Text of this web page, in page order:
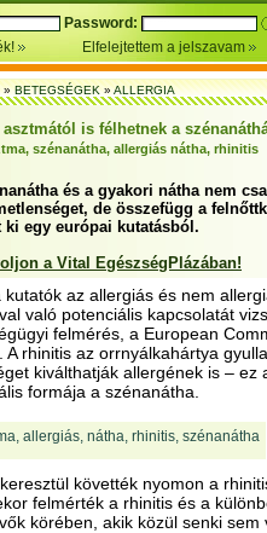
Password:
Elfelejtettem a jelszavam
»BETEGSÉGEK»ALLERGIA
asztmától is félhetnek a
szénanátha, allergiás nátha, rhinitis
és a gyakori nátha nem
de összefügg a
ki egy európai kutatásból.
a Vital EgészségPlázában!
kutatók az allergiás és nem
való potenciális kapcsolatát
felmérés, a European
A rhinitis az orrnyálkahártya
kiválthatják allergének is – ez
formája a szénanátha.
követték nyomon a
felmérték a rhinitis és a
körében, akik közül senki sem